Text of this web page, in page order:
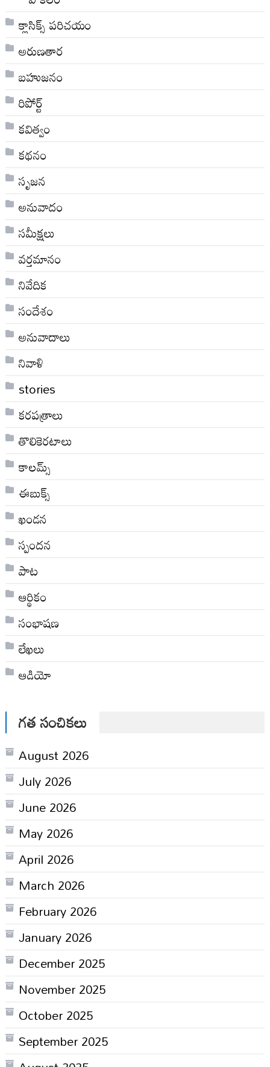
క్లాసిక్స్ ప‌రిచ‌యం
అరుణతార
బహుజనం
రిపోర్ట్
కవిత్వం
కథనం
సృజన
అనువాదం
సమీక్షలు
వర్తమానం
నివేదిక
సందేశం
అనువాదాలు
నివాళి
stories
కరపత్రాలు
తొలికెరటాలు
కాలమ్స్
ఈబుక్స్
ఖండన
స్పందన
పాట
ఆర్థికం
సంభాషణ
లేఖలు
ఆడియో
గత సంచికలు
August 2026
July 2026
June 2026
May 2026
April 2026
March 2026
February 2026
January 2026
December 2025
November 2025
October 2025
September 2025